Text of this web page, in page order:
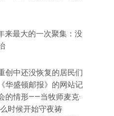
来最大的一次聚集：没
创中还没恢复的居民们
华盛顿邮报》的网站记
的情形——当牧师麦克·
时候开始守夜祷